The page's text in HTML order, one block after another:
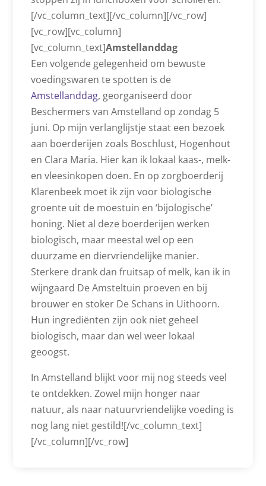
[/vc_column_text][/vc_column][/vc_row]
[vc_row][vc_column]
[vc_column_text]Amstellanddag
Een volgende gelegenheid om bewuste
voedingswaren te spotten is de
Amstellanddag, georganiseerd door
Beschermers van Amstelland op zondag 5
juni. Op mijn verlanglijstje staat een bezoek
aan boerderijen zoals Boschlust, Hogenhout
en Clara Maria. Hier kan ik lokaal kaas-, melk-
en vleesinkopen doen. En op zorgboerderij
Klarenbeek moet ik zijn voor biologische
groente uit de moestuin en ‘bijologische’
honing. Niet al deze boerderijen werken
biologisch, maar meestal wel op een
duurzame en diervriendelijke manier.
Sterkere drank dan fruitsap of melk, kan ik in
wijngaard De Amsteltuin proeven en bij
brouwer en stoker De Schans in Uithoorn.
Hun ingrediënten zijn ook niet geheel
biologisch, maar dan wel weer lokaal
geoogst.
In Amstelland blijkt voor mij nog steeds veel
te ontdekken. Zowel mijn honger naar
natuur, als naar natuurvriendelijke voeding is
nog lang niet gestild![/vc_column_text]
[/vc_column][/vc_row]